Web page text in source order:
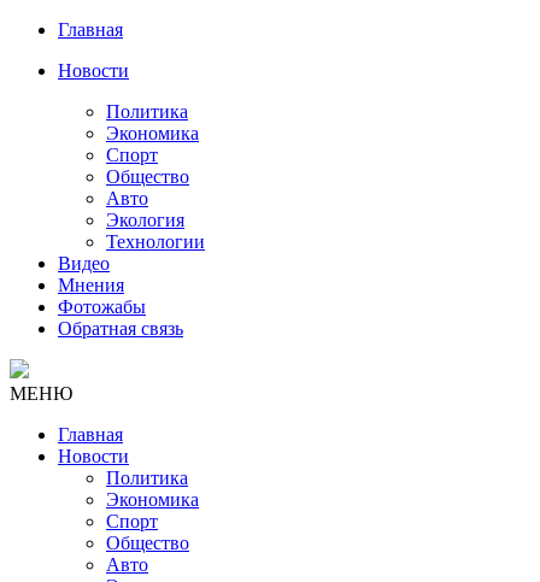
Главная
Новости
Политика
Экономика
Спорт
Общество
Авто
Экология
Технологии
Видео
Мнения
Фотожабы
Обратная связь
МЕНЮ
Главная
Новости
Политика
Экономика
Спорт
Общество
Авто